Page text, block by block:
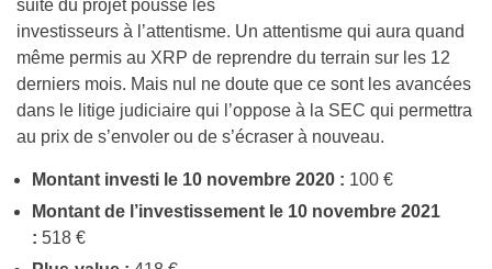
suite du projet pousse les
investisseurs à l’attentisme. Un attentisme qui aura quand
même permis au XRP de reprendre du terrain sur les 12
derniers mois. Mais nul ne doute que ce sont les avancées
dans le litige judiciaire qui l’oppose à la SEC qui permettra
au prix de s’envoler ou de s’écraser à nouveau.
Montant investi le 10 novembre 2020 : 100 €
Montant de l’investissement le 10 novembre 2021
: 518 €